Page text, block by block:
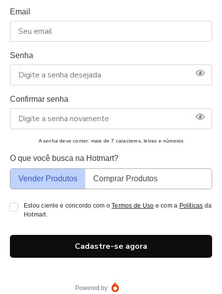
Email
Senha
Confirmar senha
A senha deve conter: mais de 7 caracteres, letras e números
O que você busca na Hotmart?
Vender Produtos Comprar Produtos
Estou ciente e concordo com oTermos de Uso e com a Políticas da
Hotmart.
Cadastre-se agora
Powered by